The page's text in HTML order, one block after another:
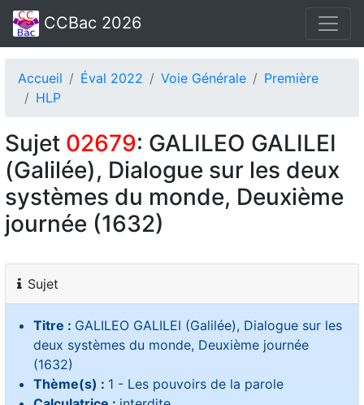
CCBac 2026
Accueil Éval 2022 Voie Générale
Première
HLP
Sujet 02679: GALILEO GALILEI
(Galilée), Dialogue sur les deux
systèmes du monde, Deuxième
journée (1632)
Sujet
Titre : GALILEO GALILEI (Galilée), Dialogue sur les
deux systèmes du monde, Deuxième journée
(1632)
Thème(s) : 1 - Les pouvoirs de la parole